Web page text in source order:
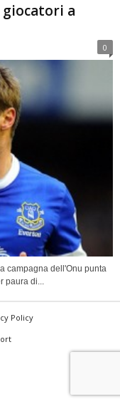
giocatori a
0
campagna dell'Onu punta
paura di...
Policy